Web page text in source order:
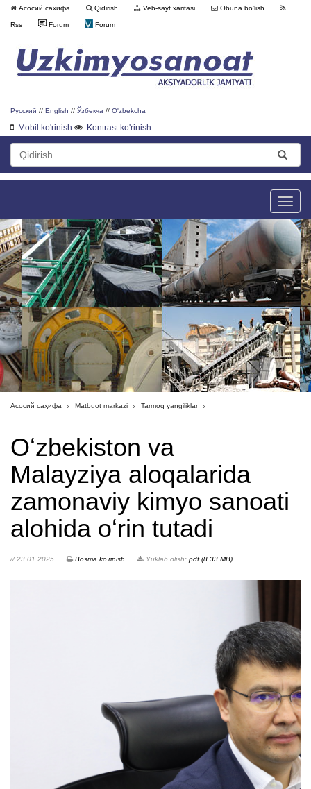
Асосий саҳифа Qidirish Veb-sayt xaritasi Obuna bo'lish
Rss Forum Forum
Русский // English // Ўзбекча // O'zbekcha
Mobil ko'rinish Kontrast ko'rinish
Toggle
Асосий саҳифа Matbuot markazi Tarmoq yangiliklar
Oʻzbekiston va
Malayziya aloqalarida
zamonaviy kimyo sanoati
alohida oʻrin tutadi
// 23.01.2025 Bosma ko'rinish Yuklab olish: pdf (8.33 MB)